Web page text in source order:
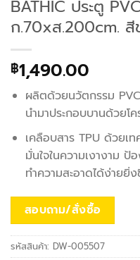
BATHIC ประตู
ก.70xส.200cm. สี
฿1,490.00
ผลิตด้วยนวัตกรรม
นำมาประกอบบานด้วยโ
เคลือบสาร TPU ด้วยเ
มั่นใจในความเงางาม ป้
ทำความสะอาดได้ง่ายยิ่
สอบถาม/สั่งซื้อ
รหัสสินค้า: DW-005507